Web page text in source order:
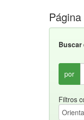
Buscar
por
Filtros